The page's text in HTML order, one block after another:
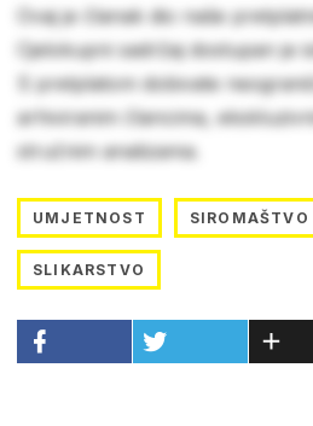
Ovaj je članak dio naše
Cjelokupni sadržaj dostupan je
S pretplatom dobivate
arhiviranim člancima,
stručnim analizama.
UMJETNOST SIROMAŠTVO
SLIKARSTVO